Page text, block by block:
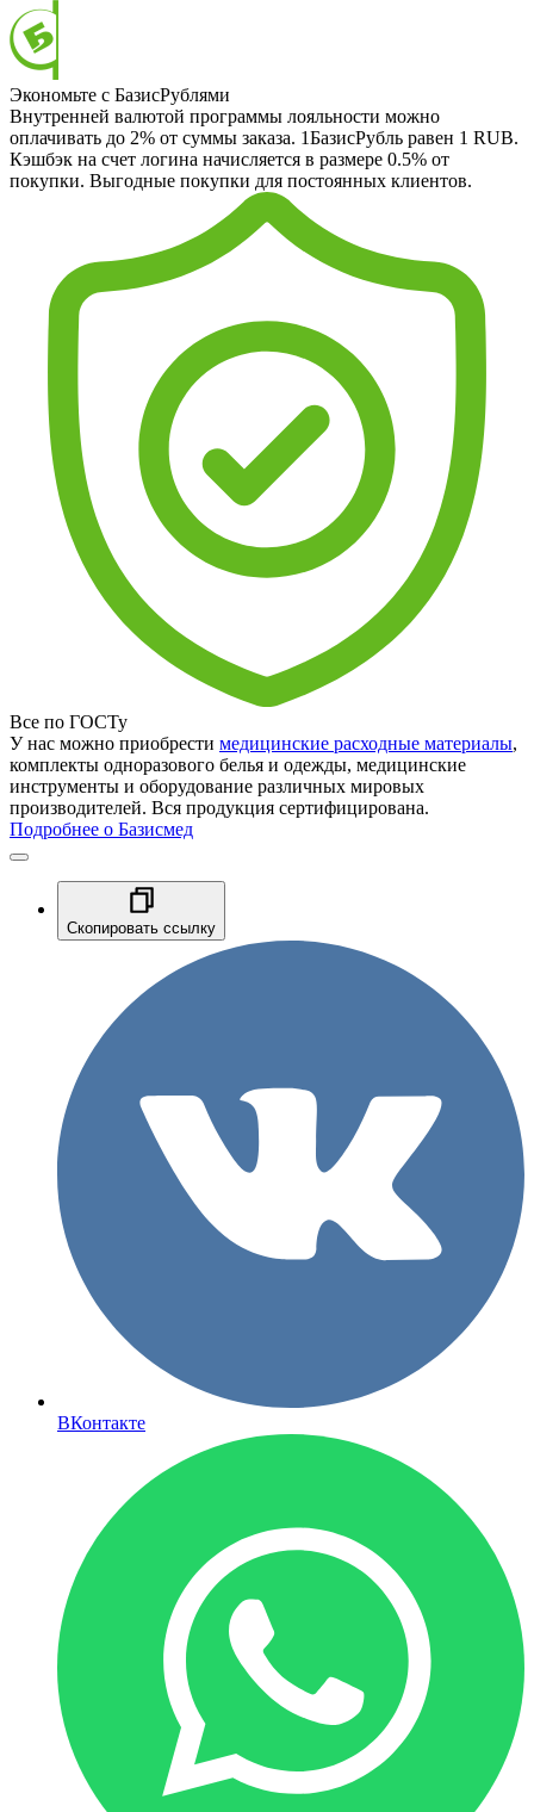
Экономьте с БазисРублями
Внутренней валютой программы лояльности можно
оплачивать до 2% от суммы заказа. 1БазисРубль равен 1 RUB.
Кэшбэк на счет логина начисляется в размере 0.5% от
покупки. Выгодные покупки для постоянных клиентов.
Все по ГОСТу
У нас можно приобрести медицинские расходные материалы,
комплекты одноразового белья и одежды, медицинские
инструменты и оборудование различных мировых
производителей. Вся продукция сертифицирована.
Подробнее о Базисмед
Скопировать ссылку
ВКонтакте